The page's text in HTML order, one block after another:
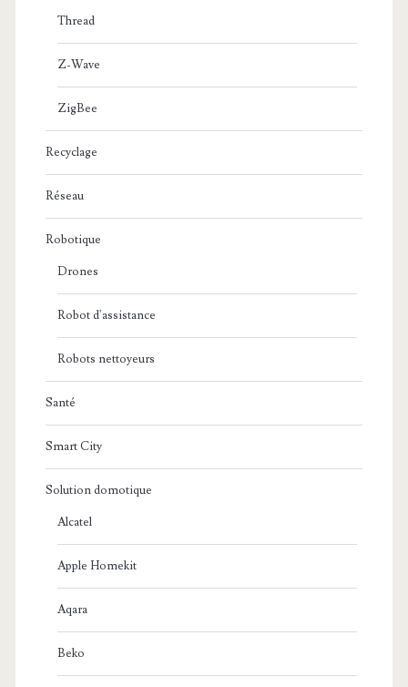
Thread
Z-Wave
ZigBee
Recyclage
Réseau
Robotique
Drones
Robot d'assistance
Robots nettoyeurs
Santé
Smart City
Solution domotique
Alcatel
Apple Homekit
Aqara
Beko